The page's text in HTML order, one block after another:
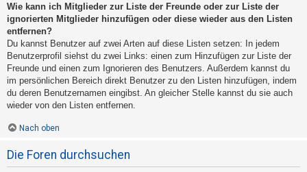
Wie kann ich Mitglieder zur Liste der Freunde oder zur Liste der
ignorierten Mitglieder hinzufügen oder diese wieder aus den Listen
entfernen?
Du kannst Benutzer auf zwei Arten auf diese Listen setzen: In jedem
Benutzerprofil siehst du zwei Links: einen zum Hinzufügen zur Liste der
Freunde und einen zum Ignorieren des Benutzers. Außerdem kannst du
im persönlichen Bereich direkt Benutzer zu den Listen hinzufügen, indem
du deren Benutzernamen eingibst. An gleicher Stelle kannst du sie auch
wieder von den Listen entfernen.
Nach oben
Die Foren durchsuchen